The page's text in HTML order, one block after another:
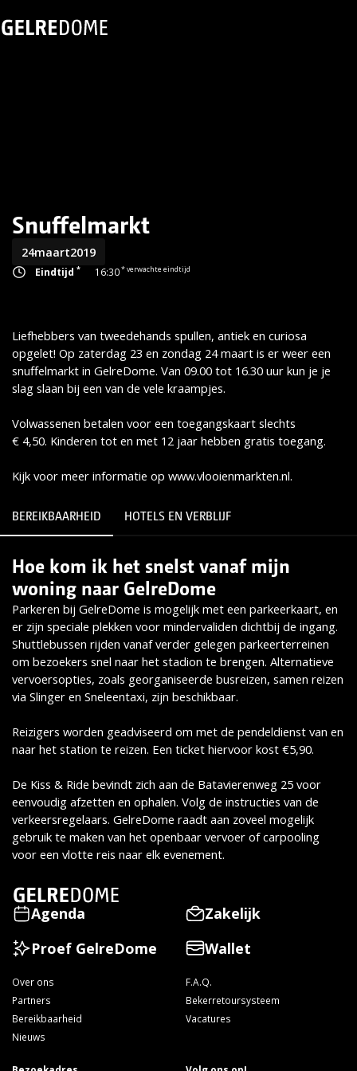
Snuffelmarkt
24maart2019
Eindtijd* 16:30* verwachte eindtijd
Liefhebbers van tweedehands spullen, antiek en curiosa
opgelet! Op zaterdag 23 en zondag 24 maart is er weer een
snuffelmarkt in GelreDome. Van 09.00 tot 16.30 uur kun je je
slag slaan bij een van de vele kraampjes.
Volwassenen betalen voor een toegangskaart slechts
€ 4,50. Kinderen tot en met 12 jaar hebben gratis toegang.
Kijk voor meer informatie op www.vlooienmarkten.nl.
Lees meer
BEREIKBAARHEID HOTELS EN VERBLIJF
Hoe kom ik het snelst vanaf mijn
woning naar GelreDome
Parkeren bij GelreDome is mogelijk met een parkeerkaart, en
er zijn speciale plekken voor mindervaliden dichtbij de ingang.
Shuttlebussen rijden vanaf verder gelegen parkeerterreinen
om bezoekers snel naar het stadion te brengen. Alternatieve
vervoersopties, zoals georganiseerde busreizen, samen reizen
via Slinger en Sneleentaxi, zijn beschikbaar.
Reizigers worden geadviseerd om met de pendeldienst van en
naar het station te reizen. Een ticket hiervoor kost €5,90.
De Kiss & Ride bevindt zich aan de Batavierenweg 25 voor
eenvoudig afzetten en ophalen. Volg de instructies van de
verkeersregelaars. GelreDome raadt aan zoveel mogelijk
gebruik te maken van het openbaar vervoer of carpooling
voor een vlotte reis naar elk evenement.
Agenda
Zakelijk
Proef GelreDome
Wallet
Over ons
Partners
Bereikbaarheid
Nieuws
F.A.Q.
Bekerretoursysteem
Vacatures